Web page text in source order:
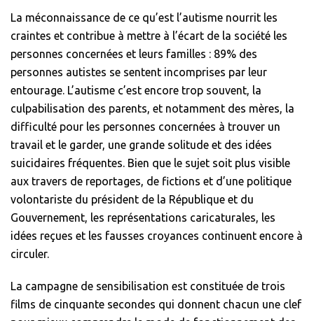
La méconnaissance de ce qu’est l’autisme nourrit les
craintes et contribue à mettre à l’écart de la société les
personnes concernées et leurs familles : 89% des
personnes autistes se sentent incomprises par leur
entourage. L’autisme c’est encore trop souvent, la
culpabilisation des parents, et notamment des mères, la
difficulté pour les personnes concernées à trouver un
travail et le garder, une grande solitude et des idées
suicidaires fréquentes. Bien que le sujet soit plus visible
aux travers de reportages, de fictions et d’une politique
volontariste du président de la République et du
Gouvernement, les représentations caricaturales, les
idées reçues et les fausses croyances continuent encore à
circuler.
La campagne de sensibilisation est constituée de trois
films de cinquante secondes qui donnent chacun une clef